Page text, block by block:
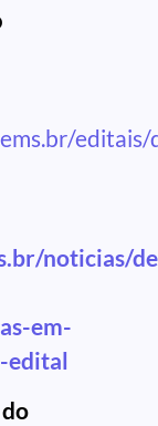
noticias/
em-
edital